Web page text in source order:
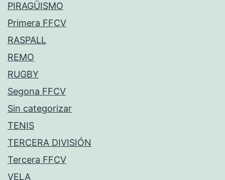
PIRAGÜISMO
Primera FFCV
RASPALL
REMO
RUGBY
Segona FFCV
Sin categorizar
TENIS
TERCERA DIVISIÓN
Tercera FFCV
VELA